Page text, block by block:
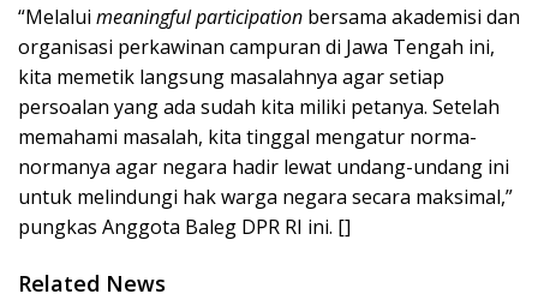
“Melalui meaningful participation bersama akademisi dan
organisasi perkawinan campuran di Jawa Tengah ini,
kita memetik langsung masalahnya agar setiap
persoalan yang ada sudah kita miliki petanya. Setelah
memahami masalah, kita tinggal mengatur norma-
normanya agar negara hadir lewat undang-undang ini
untuk melindungi hak warga negara secara maksimal,”
pungkas Anggota Baleg DPR RI ini. []
Related News